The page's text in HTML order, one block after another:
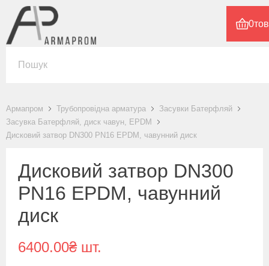
0
Армапром Трубопровідна арматура
Засувки Батерфляй
Засувка Батерфляй, диск чавун, EPDM
Дисковий затвор DN300 PN16 EPDM, чавунний диск
Дисковий затвор DN300
PN16 EPDM, чавунний
диск
6400.00₴ шт.